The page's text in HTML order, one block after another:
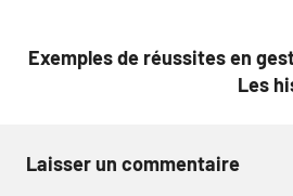
Exemples de réussites en
Les
Laisser un commentaire